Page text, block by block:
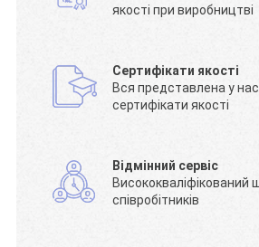
якості при виробництві
Сертифікати якості
Вся представлена у
сертифікати якості
Відмінний сервіс
Висококваліфікований
співробітників